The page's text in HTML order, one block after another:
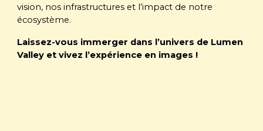
vision, nos infrastructures et l’impact de notre
écosystème.
Laissez-vous immerger dans l’univers de Lumen
Valley et vivez l’expérience en images !